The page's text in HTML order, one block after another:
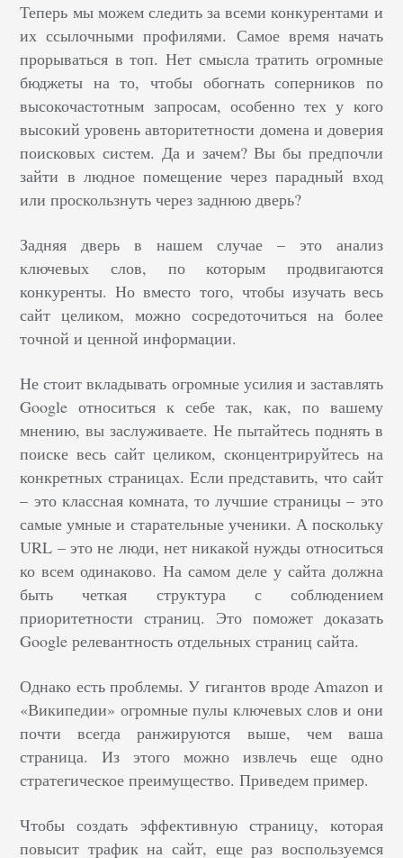
Теперь мы можем следить за всеми конкурентами и
их ссылочными профилями. Самое время начать
прорываться в топ. Нет смысла тратить огромные
бюджеты на то, чтобы обогнать соперников по
высокочастотным запросам, особенно тех у кого
высокий уровень авторитетности домена и доверия
поисковых систем. Да и зачем? Вы бы предпочли
зайти в людное помещение через парадный вход
или проскользнуть через заднюю дверь?
Задняя дверь в нашем случае – это анализ
ключевых слов, по которым продвигаются
конкуренты. Но вместо того, чтобы изучать весь
сайт целиком, можно сосредоточиться на более
точной и ценной информации.
Не стоит вкладывать огромные усилия и заставлять
Google относиться к себе так, как, по вашему
мнению, вы заслуживаете. Не пытайтесь поднять в
поиске весь сайт целиком, сконцентрируйтесь на
конкретных страницах. Если представить, что сайт
– это классная комната, то лучшие страницы – это
самые умные и старательные ученики. А поскольку
URL – это не люди, нет никакой нужды относиться
ко всем одинаково. На самом деле у сайта должна
быть четкая структура с соблюдением
приоритетности страниц. Это поможет доказать
Google релевантность отдельных страниц сайта.
Однако есть проблемы. У гигантов вроде Amazon и
«Википедии» огромные пулы ключевых слов и они
почти всегда ранжируются выше, чем ваша
страница. Из этого можно извлечь еще одно
стратегическое преимущество. Приведем пример.
Чтобы создать эффективную страницу, которая
повысит трафик на сайт, еще раз воспользуемся